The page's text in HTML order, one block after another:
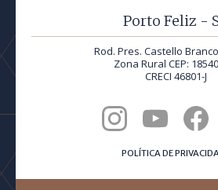
Porto Feliz -
Rod. Pres. Castello
Zona Rural CEP:
CRECI 46801-J
POLÍTICA DE